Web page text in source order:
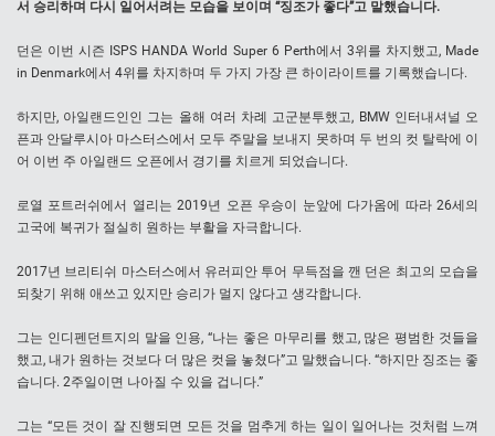
서 승리하며 다시 일어서려는 모습을 보이며 “징조가 좋다”고 말했습니다.
던은 이번 시즌 ISPS HANDA World Super 6 Perth에서 3위를 차지했고, Made
in Denmark에서 4위를 차지하며 두 가지 가장 큰 하이라이트를 기록했습니다.
하지만, 아일랜드인인 그는 올해 여러 차례 고군분투했고, BMW 인터내셔널 오
픈과 안달루시아 마스터스에서 모두 주말을 보내지 못하며 두 번의 컷 탈락에 이
어 이번 주 아일랜드 오픈에서 경기를 치르게 되었습니다.
로열 포트러쉬에서 열리는 2019년 오픈 우승이 눈앞에 다가옴에 따라 26세의
고국에 복귀가 절실히 원하는 부활을 자극합니다.
2017년 브리티쉬 마스터스에서 유러피안 투어 무득점을 깬 던은 최고의 모습을
되찾기 위해 애쓰고 있지만 승리가 멀지 않다고 생각합니다.
그는 인디펜던트지의 말을 인용, “나는 좋은 마무리를 했고, 많은 평범한 것들을
했고, 내가 원하는 것보다 더 많은 컷을 놓쳤다”고 말했습니다. “하지만 징조는 좋
습니다. 2주일이면 나아질 수 있을 겁니다.”
그는 “모든 것이 잘 진행되면 모든 것을 멈추게 하는 일이 일어나는 것처럼 느껴